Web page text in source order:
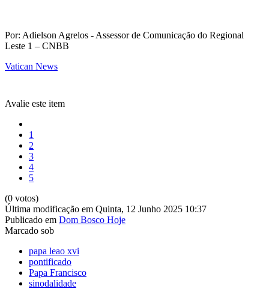
Por: Adielson Agrelos - Assessor de Comunicação do Regional
Leste 1 – CNBB
Vatican News
Avalie este item
1
2
3
4
5
(0 votos)
Última modificação em Quinta, 12 Junho 2025 10:37
Publicado em Dom Bosco Hoje
Marcado sob
papa leao xvi
pontificado
Papa Francisco
sinodalidade